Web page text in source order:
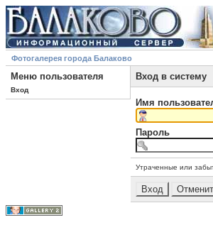
Фотогалерея города Балаково
Меню пользователя
Вход
Вход в систему
Имя
Пароль
Утраченные или